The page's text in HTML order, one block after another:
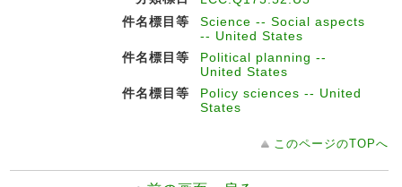
件名標目等
Science -- Social aspects
-- United States
件名標目等
Political planning --
United States
件名標目等
Policy sciences -- United
States
このページのTOPへ